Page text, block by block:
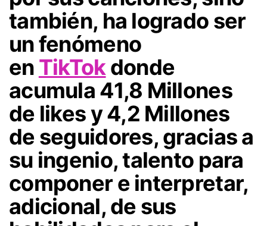
también, ha logrado ser
un fenómeno
en TikTokdonde
acumula 41,8 Millones
de likesy4,2 Millones
de seguidores, gracias a
su ingenio, talento para
componer e interpretar,
adicional, de sus